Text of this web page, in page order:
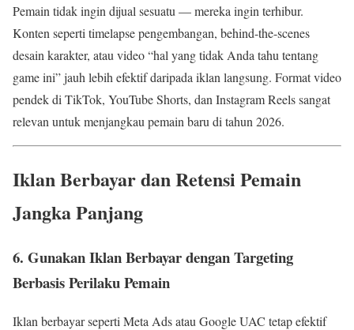
Pemain tidak ingin dijual sesuatu — mereka ingin terhibur.
Konten seperti timelapse pengembangan, behind-the-scenes
desain karakter, atau video “hal yang tidak Anda tahu tentang
game ini” jauh lebih efektif daripada iklan langsung. Format video
pendek di TikTok, YouTube Shorts, dan Instagram Reels sangat
relevan untuk menjangkau pemain baru di tahun 2026.
Iklan Berbayar dan Retensi Pemain
Jangka Panjang
6. Gunakan Iklan Berbayar dengan Targeting
Berbasis Perilaku Pemain
Iklan berbayar seperti Meta Ads atau Google UAC tetap efektif